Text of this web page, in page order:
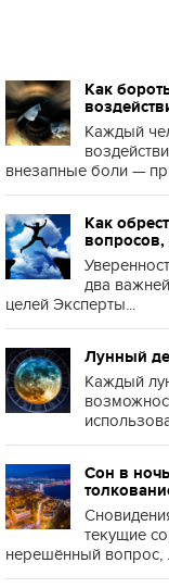
Как
Каждый
внезапные боли —
Как
вопросов,
два
целей Эксперты...
Лунный
Каждый
Сон в
текущие
нерешённый вопрос,